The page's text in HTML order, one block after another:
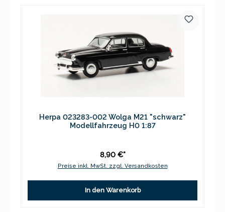
Herpa 023283-002 Wolga M21 "schwarz"
Modellfahrzeug H0 1:87
8,90 €*
Preise inkl. MwSt. zzgl. Versandkosten
In den Warenkorb